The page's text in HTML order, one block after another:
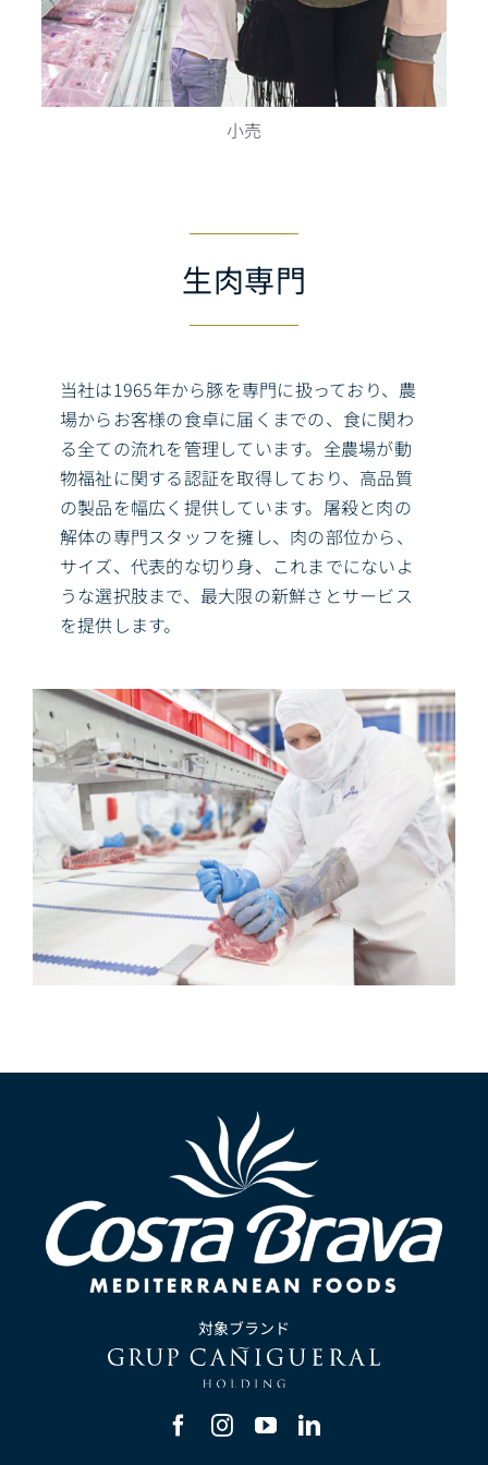
小売
生肉専門
当社は1965年から豚を専門に扱っており、農
場からお客様の食卓に届くまでの、食に関わ
る全ての流れを管理しています。全農場が動
物福祉に関する認証を取得しており、高品質
の製品を幅広く提供しています。屠殺と肉の
解体の専門スタッフを擁し、肉の部位から、
サイズ、代表的な切り身、これまでにないよ
うな選択肢まで、最大限の新鮮さとサービス
を提供します。
対象ブランド